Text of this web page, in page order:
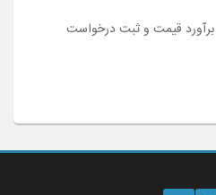
قیمت و ثبت درخواست